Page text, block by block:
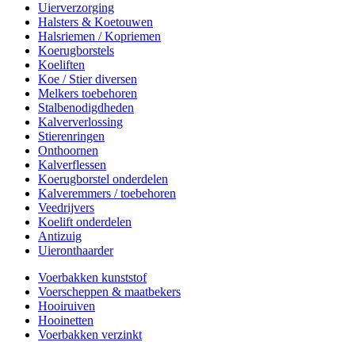
Uierverzorging
Halsters & Koetouwen
Halsriemen / Kopriemen
Koerugborstels
Koeliften
Koe / Stier diversen
Melkers toebehoren
Stalbenodigdheden
Kalververlossing
Stierenringen
Onthoornen
Kalverflessen
Koerugborstel onderdelen
Kalveremmers / toebehoren
Veedrijvers
Koelift onderdelen
Antizuig
Uieronthaarder
Voerbakken kunststof
Voerscheppen & maatbekers
Hooiruiven
Hooinetten
Voerbakken verzinkt